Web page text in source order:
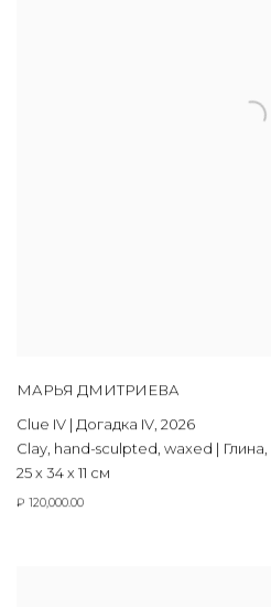
МАРЬЯ ДМИТРИЕВА
Clue IV | Догадка IV, 2026
Clay, hand-sculpted, waxed | Глина,
25 х 34 х 11 см
₽ 120,000.00